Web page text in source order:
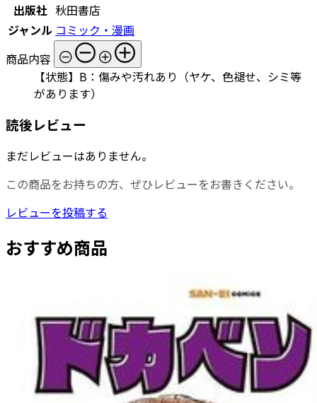
出版社 秋田書店
ジャンル コミック・漫画
商品内容
【状態】B：傷みや汚れあり（ヤケ、色褪せ、シミ等
があります）
読後レビュー
まだレビューはありません。
この商品をお持ちの方、ぜひレビューをお書きください。
レビューを投稿する
おすすめ商品